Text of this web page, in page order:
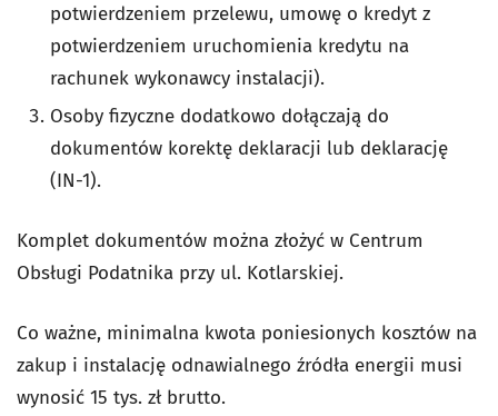
potwierdzeniem przelewu, umowę o kredyt z
potwierdzeniem uruchomienia kredytu na
rachunek wykonawcy instalacji).
Osoby fizyczne dodatkowo dołączają do
dokumentów korektę deklaracji lub deklarację
(IN-1).
Komplet dokumentów można złożyć w Centrum
Obsługi Podatnika przy ul. Kotlarskiej.
Co ważne, minimalna kwota poniesionych kosztów na
zakup i instalację odnawialnego źródła energii musi
wynosić 15 tys. zł brutto.